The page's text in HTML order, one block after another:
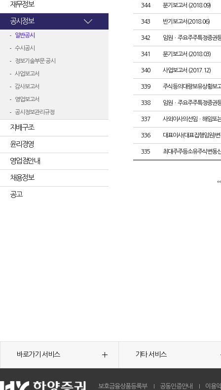
재무정보
공시정보
일반공시
수시공시
정보기술부문 공시
사업보고서
감사보고서
영업보고서
공시정보관리규정
지배구조
윤리경영
영업점안내
채용정보
공고
344 분기보고서 (2018.09)
343 반기보고서(2018.06)
342 임원ㆍ주요주주특정증권
341 분기보고서 (2018.03)
340 사업보고서 (2017.12)
339 주식등의대량보유상황보
338 임원ㆍ주요주주특정증권
337 사외이사의선임ㆍ해임또
336 대표이사(대표집행임원)
335 최대주주등소유주식변동
바로가기 서비스 기타 서비스
보호금융상품등록부 공동인증안내 이용